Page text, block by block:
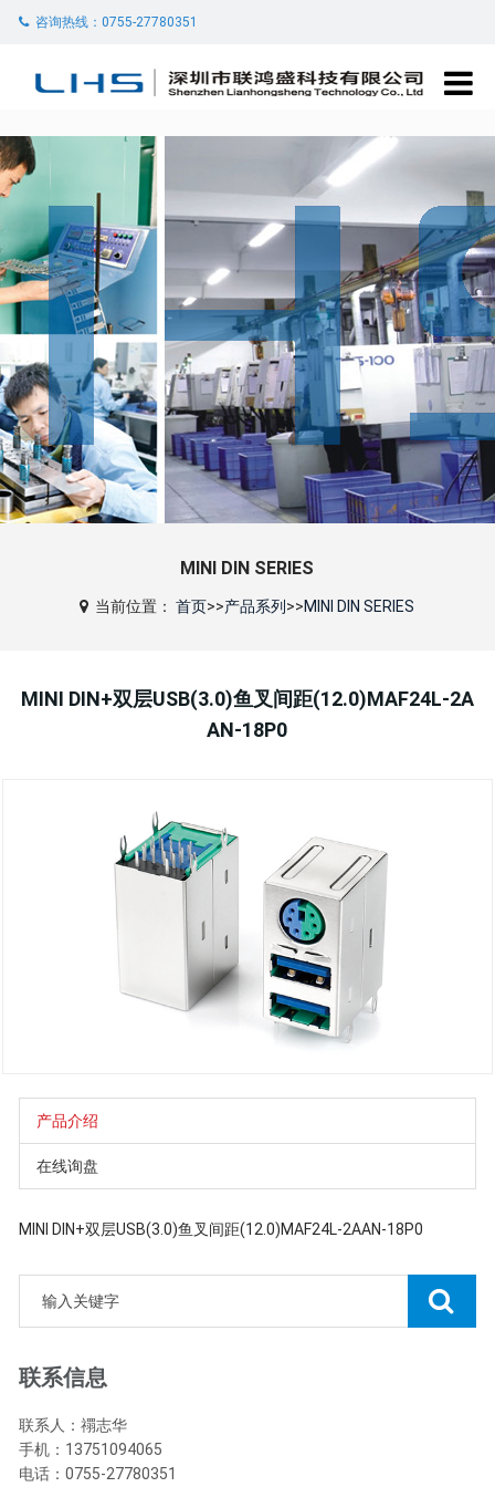
咨询热线：0755-27780351
MINI DIN SERIES
当前位置：首页>>产品系列 >>MINI DIN SERIES
MINI DIN+双层USB(3.0)鱼叉间距(12.0)MAF24L-2A
AN-18P0
产品介绍
在线询盘
MINI DIN+双层USB(3.0)鱼叉间距(12.0)MAF24L-2AAN-18P0
联系信息
联系人：禤志华
手机：13751094065
电话：0755-27780351